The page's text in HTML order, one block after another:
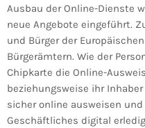
Ausbau der Online-Dienste
neue Angebote eingeführt.
und Bürger der
Bürgerämtern. Wie der
Chipkarte die Online-
beziehungsweise ihr
sicheronline ausweisen und
Geschäftliches digital